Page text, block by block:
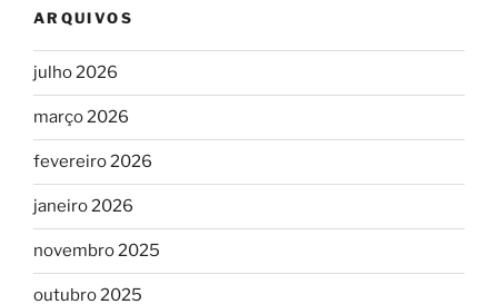
ARQUIVOS
julho 2026
março 2026
fevereiro 2026
janeiro 2026
novembro 2025
outubro 2025